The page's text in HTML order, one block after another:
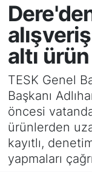
altı ürün
TESK Genel
Başkanı
öncesi
ürünlerden
kayıtlı,
yapmaları
SPOR
GÜNÜN
DÜNYA
KÜLTÜR -
MAGAZİN
SAĞLIK
Mersin
Mersin
Süper Lig
Tüm
Son
Haber